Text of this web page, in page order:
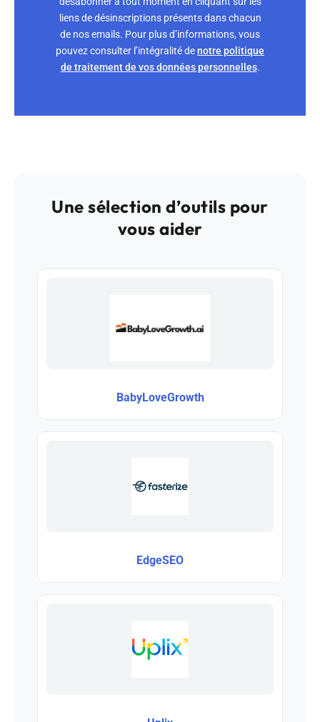
liens de désinscriptions présents dans chacun
de nos emails. Pour plus d’informations, vous
pouvez consulter l’intégralité denotre politique
de traitement de vos données personnelles.
Une sélection d’outils pour
vous aider
BabyLoveGrowth
EdgeSEO